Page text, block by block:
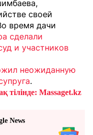
своей
время дачи
сделали
и участников
неожиданную
.
тілінде: Massaget.kz
News